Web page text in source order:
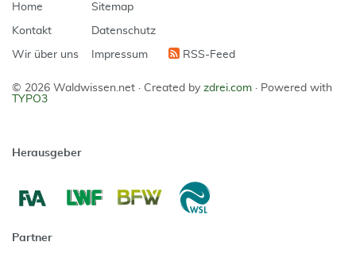
Home
Kontakt
Wir über uns
Sitemap
Datenschutz
Impressum RSS-Feed
© 2026 Waldwissen.net · Created by zdrei.com · Powered with
TYPO3
Herausgeber
Partner